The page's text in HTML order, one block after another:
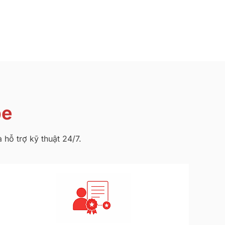
hỗ trợ kỹ thuật 24/7.